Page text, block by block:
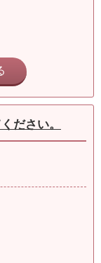
ださい。